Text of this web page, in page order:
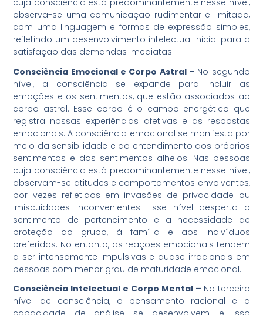
cuja consciência está predominantemente nesse nível,
observa-se uma comunicação rudimentar e limitada,
com uma linguagem e formas de expressão simples,
refletindo um desenvolvimento intelectual inicial para a
satisfação das demandas imediatas.
Consciência Emocional e Corpo Astral – No segundo
nível, a consciência se expande para incluir as
emoções e os sentimentos, que estão associados ao
corpo astral. Esse corpo é o campo energético que
registra nossas experiências afetivas e as respostas
emocionais. A consciência emocional se manifesta por
meio da sensibilidade e do entendimento dos próprios
sentimentos e dos sentimentos alheios. Nas pessoas
cuja consciência está predominantemente nesse nível,
observam-se atitudes e comportamentos envolventes,
por vezes refletidos em invasões de privacidade ou
imiscuidades inconvenientes. Esse nível desperta o
sentimento de pertencimento e a necessidade de
proteção ao grupo, à família e aos indivíduos
preferidos. No entanto, as reações emocionais tendem
a ser intensamente impulsivas e quase irracionais em
pessoas com menor grau de maturidade emocional.
Consciência Intelectual e Corpo Mental – No terceiro
nível de consciência, o pensamento racional e a